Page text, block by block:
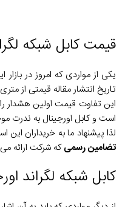
قیمت کابل شبکه
یکی از مواردی که امروز در
تاریخ انتشار مقاله قیمتی از متری 4،500 تومان تا متری 33،000 تومان دارد.
این تفاوت قیمت اولین هشدار
است و کابل اورجینال به ندرت
لذا پیشنهاد ما به خریداران
تضامین رسمیکه شرکت ارائه
کابل شبکه لگراند